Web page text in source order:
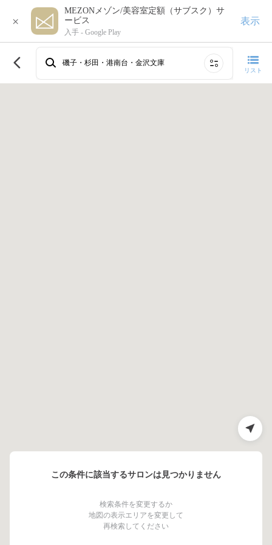
×
MEZONメゾン/美容室定額（サブスク）サ
ービス
入手 - Google Play
表示
磯子・杉田・港南台・金沢文庫
リスト
このエリアで再検索する
この条件に該当するサロンは見つかりません
検索条件を変更するか
地図の表示エリアを変更して
再検索してください